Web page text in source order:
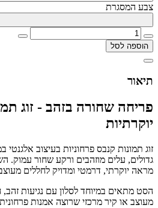
צבע המסגרת
הוספה לסל
תיאור
פריחה שחורה בזהב - זוג
יוקרתיות
זוג תמונות קנבס פרחוניות בעיצוב
גדולים, עלים מוזהבים ורקע שחור עמוק.
מראה יוקרתי, דרמטי ומדויק לחללים
הסט מתאים במיוחד לסלון עם נגיעות
מעוצב או קיר מרכזי שרוצה אמנות